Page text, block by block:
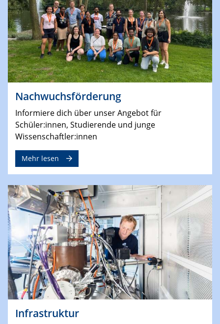
Nachwuchsförderung
Informiere dich über unser Angebot für
Schüler:innen, Studierende und junge
Wissenschaftler:innen
Mehr lesen
Infrastruktur